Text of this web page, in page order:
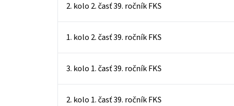
2. kolo 2. časť 39. ročník FKS
1. kolo 2. časť 39. ročník FKS
3. kolo 1. časť 39. ročník FKS
2. kolo 1. časť 39. ročník FKS